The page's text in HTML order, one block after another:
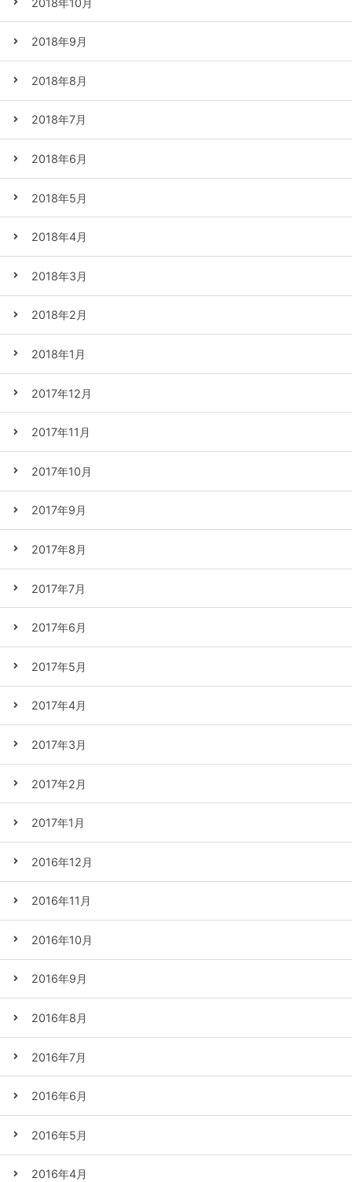
2018年9月
2018年8月
2018年7月
2018年6月
2018年5月
2018年4月
2018年3月
2018年2月
2018年1月
2017年12月
2017年11月
2017年10月
2017年9月
2017年8月
2017年7月
2017年6月
2017年5月
2017年4月
2017年3月
2017年2月
2017年1月
2016年12月
2016年11月
2016年10月
2016年9月
2016年8月
2016年7月
2016年6月
2016年5月
2016年4月